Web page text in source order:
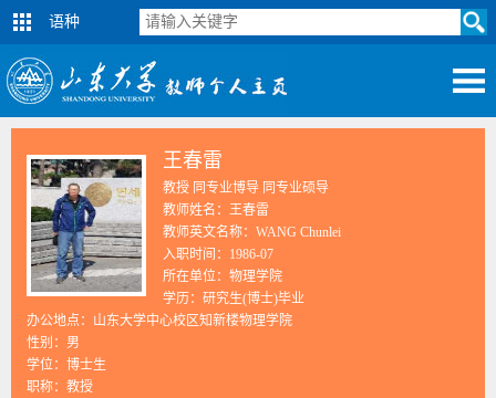
语种
王春雷
教授 同专业博导 同专业硕导
教师姓名：王春雷
教师英文名称：WANG Chunlei
入职时间：1986-07
所在单位：物理学院
学历：研究生(博士)毕业
办公地点：山东大学中心校区知新楼物理学院
性别：男
学位：博士生
职称：教授